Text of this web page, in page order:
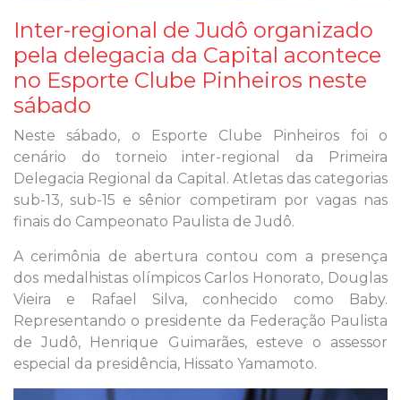
Inter-regional de Judô organizado
pela delegacia da Capital acontece
no Esporte Clube Pinheiros neste
sábado
Neste sábado, o Esporte Clube Pinheiros foi o
cenário do torneio inter-regional da Primeira
Delegacia Regional da Capital. Atletas das categorias
sub-13, sub-15 e sênior competiram por vagas nas
finais do Campeonato Paulista de Judô.
A cerimônia de abertura contou com a presença
dos medalhistas olímpicos Carlos Honorato, Douglas
Vieira e Rafael Silva, conhecido como Baby.
Representando o presidente da Federação Paulista
de Judô, Henrique Guimarães, esteve o assessor
especial da presidência, Hissato Yamamoto.